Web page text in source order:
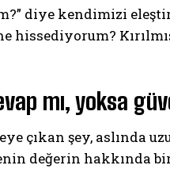
diye kendimizi
hissediyorum?
mı, yoksa
çıkan şey, aslında
değerin hakkında